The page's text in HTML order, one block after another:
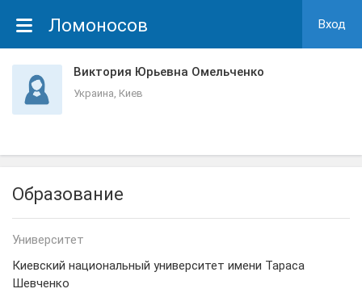
Ломоносов Вход
Виктория Юрьевна Омельченко
Украина, Киев
Образование
Университет
Киевский национальный университет имени Тараса
Шевченко